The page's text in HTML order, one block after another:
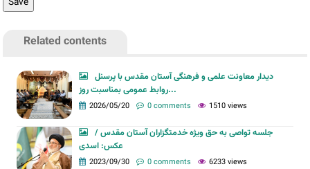
Related contents
دیدار معاونت علمی و فرهنگی آستان مقدس با پرسنل
روابط عمومی بمناسبت روز...
2026/05/20 0 comments 1510 views
جلسه تواصی به حق ویژه خدمتگزاران آستان مقدس /
عکس: اسدی
2023/09/30 0 comments 6233 views